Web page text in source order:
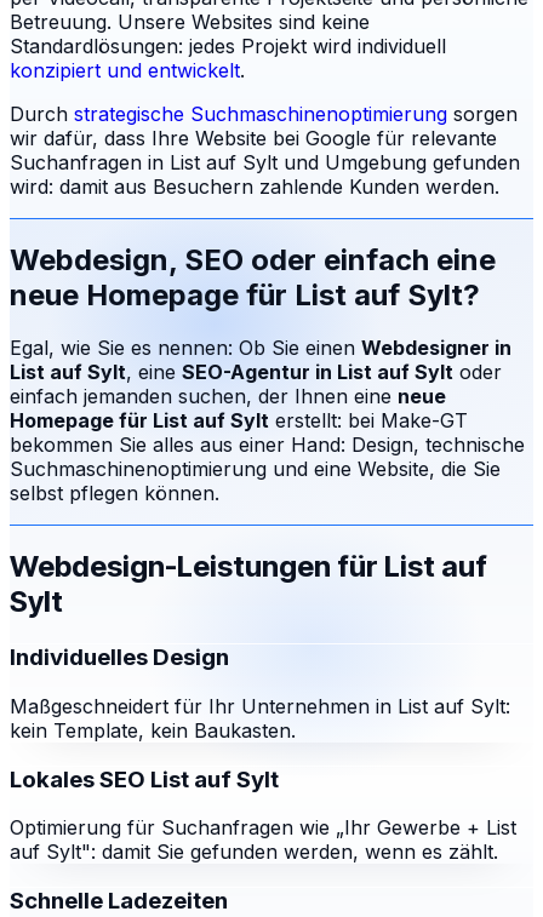
Betreuung. Unsere Websites sind keine
Standardlösungen: jedes Projekt wird individuell
konzipiert und entwickelt.
Durch strategische Suchmaschinenoptimierung sorgen
wir dafür, dass Ihre Website bei Google für relevante
Suchanfragen in List auf Sylt und Umgebung gefunden
wird: damit aus Besuchern zahlende Kunden werden.
Webdesign, SEO oder einfach eine
neue Homepage für List auf Sylt?
Egal, wie Sie es nennen: Ob Sie einen Webdesigner in
List auf Sylt, eine SEO-Agentur in List auf Sylt oder
einfach jemanden suchen, der Ihnen eine neue
Homepage für List auf Sylt erstellt: bei Make-GT
bekommen Sie alles aus einer Hand: Design, technische
Suchmaschinenoptimierung und eine Website, die Sie
selbst pflegen können.
Webdesign-Leistungen für List auf
Sylt
Individuelles Design
Maßgeschneidert für Ihr Unternehmen in List auf Sylt:
kein Template, kein Baukasten.
Lokales SEO List auf Sylt
Optimierung für Suchanfragen wie „Ihr Gewerbe + List
auf Sylt": damit Sie gefunden werden, wenn es zählt.
Schnelle Ladezeiten